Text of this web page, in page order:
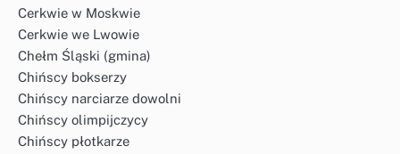
Cerkwie w Moskwie
Cerkwie we Lwowie
Chełm Śląski (gmina)
Chińscy bokserzy
Chińscy narciarze dowolni
Chińscy olimpijczycy
Chińscy płotkarze